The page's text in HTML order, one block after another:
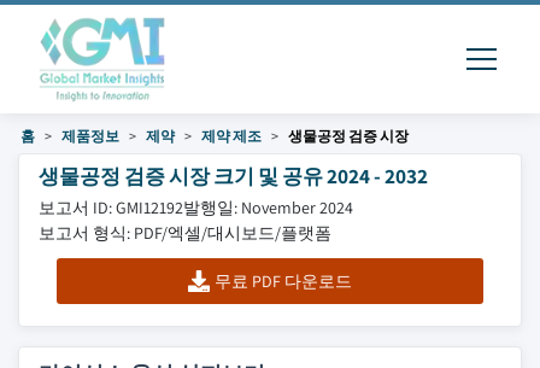
홈 제품정보 제약 제약 제조 생물공정 검증 시장
생물공정 검증 시장 크기 및 공유 2024 - 2032
보고서 ID: GMI12192발행일: November 2024
보고서 형식: PDF/엑셀/대시보드/플랫폼
무료 PDF 다운로드